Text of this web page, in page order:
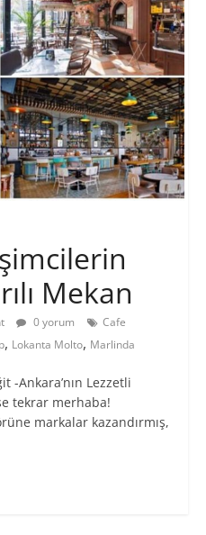
Mekan
0 yorum
Cafe
, Lokanta Molto, Marlinda
-Ankara’nın Lezzetli
tekrar merhaba!
markalar kazandırmış,